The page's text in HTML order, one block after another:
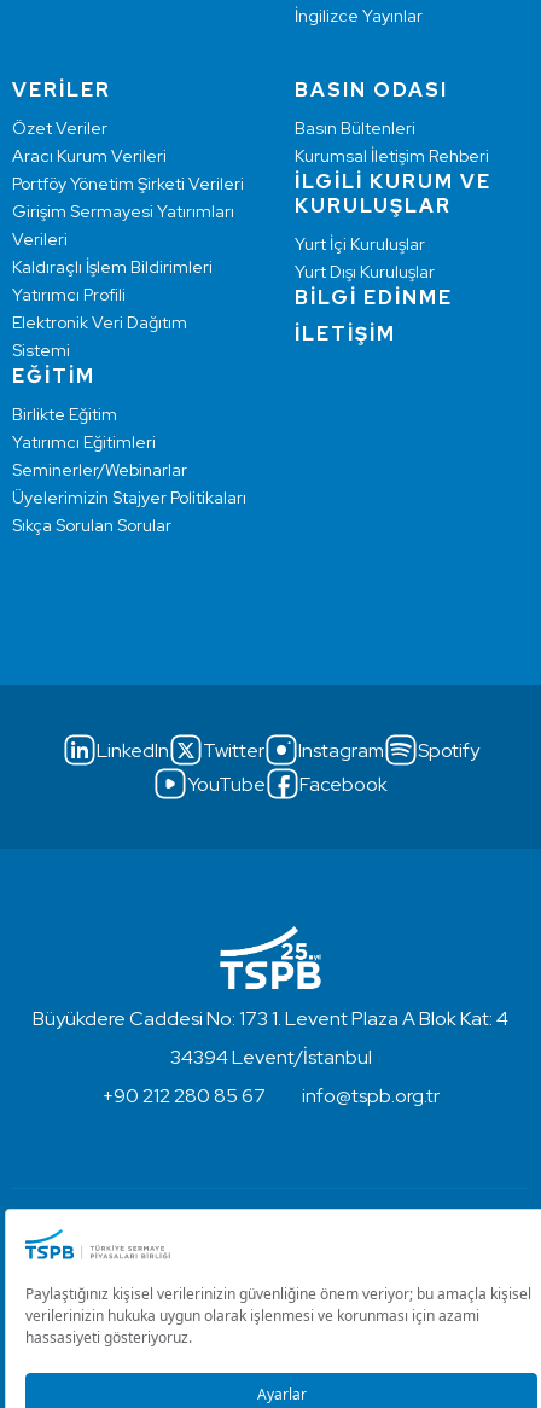
İngilizce Yayınlar
VERİLER
Özet Veriler
Aracı Kurum Verileri
Portföy Yönetim Şirketi Verileri
Girişim Sermayesi Yatırımları
Verileri
Kaldıraçlı İşlem Bildirimleri
Yatırımcı Profili
Elektronik Veri Dağıtım
Sistemi
EĞİTİM
Birlikte Eğitim
Yatırımcı Eğitimleri
Seminerler/Webinarlar
Üyelerimizin Stajyer Politikaları
Sıkça Sorulan Sorular
BASIN ODASI
Basın Bültenleri
Kurumsal İletişim Rehberi
İLGİLİ KURUM VE
KURULUŞLAR
Yurt İçi Kuruluşlar
Yurt Dışı Kuruluşlar
BİLGİ EDİNME
İLETİŞİM
LinkedIn Twitter Instagram
Spotify
YouTube
Facebook
Büyükdere Caddesi No: 173 1. Levent Plaza A Blok Kat: 4
34394 Levent/İstanbul
+90 212 280 85 67
info@tspb.org.tr
Kullanım Koşulları ve Gizlilik
Çerez Ayarlarını Düzenle